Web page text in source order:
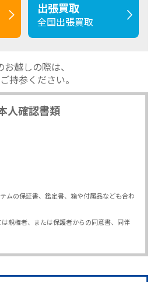
出張買取
全国出張買取
お越しの際は、
持参ください。
人確認書類
ムの保証書、鑑定書、箱や付属品なども合わ
親権者、または保護者からの同意書、同伴